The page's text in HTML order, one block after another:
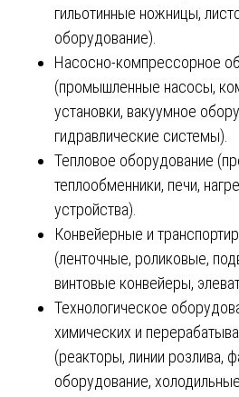
гильотинные ножницы,
оборудование).
Насосно-компрессорное
(промышленные насосы,
установки, вакуумное
гидравлические системы).
Тепловое оборудование
теплообменники, печи,
устройства).
Конвейерные и
(ленточные, роликовые,
винтовые конвейеры,
Технологическое
химических и
(реакторы, линии розлива,
оборудование,